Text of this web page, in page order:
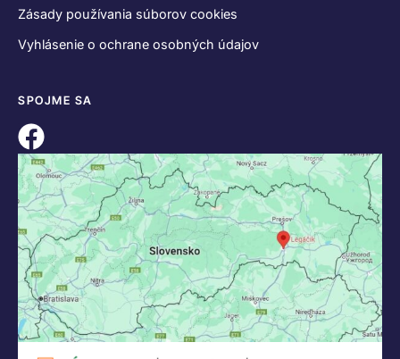
Zásady používania súborov cookies
Vyhlásenie o ochrane osobných údajov
SPOJME SA